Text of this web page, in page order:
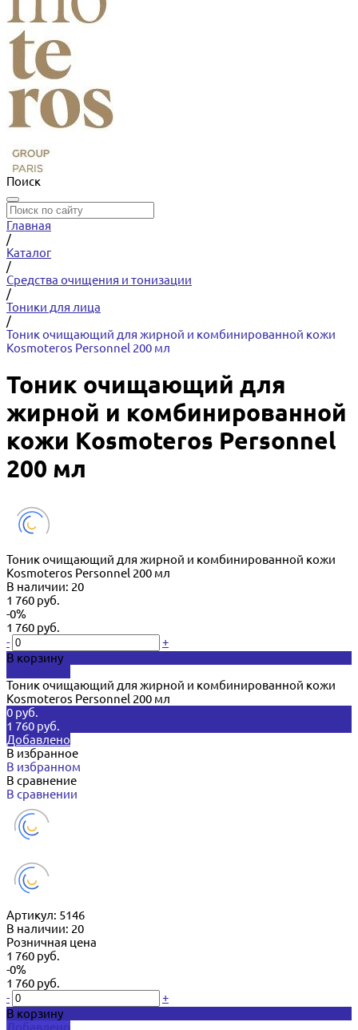
Поиск
Главная
/
Каталог
/
Средства очищения и тонизации
/
Тоники для лица
/
Тоник очищающий для жирной и комбинированной кожи
Kosmoteros Personnel 200 мл
Тоник очищающий для
жирной и комбинированной
кожи Kosmoteros Personnel
200 мл
Тоник очищающий для жирной и комбинированной кожи
Kosmoteros Personnel 200 мл
В наличии: 20
1 760 руб.
-0%
1 760 руб.
-
+
В корзину
Тоник очищающий для жирной и комбинированной кожи
Kosmoteros Personnel 200 мл
0 руб.
1 760 руб.
Добавлено
В избранное
В избранном
В сравнение
В сравнении
Артикул: 5146
В наличии: 20
Розничная цена
1 760 руб.
-0%
1 760 руб.
-
+
В корзину